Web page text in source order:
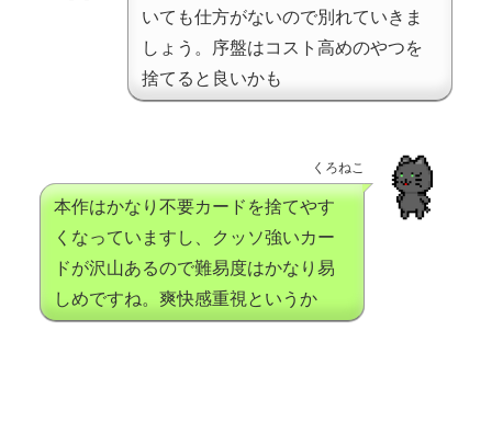
いても仕方がないので別れていきま
しょう。序盤はコスト高めのやつを
捨てると良いかも
くろねこ
本作はかなり不要カードを捨てやす
くなっていますし、クッソ強いカー
ドが沢山あるので難易度はかなり易
しめですね。爽快感重視というか